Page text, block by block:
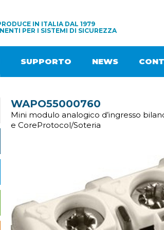
IN ITALIA DAL 1979
PER I SISTEMI DI SICUREZZA
SUPPORTO NEWS
WAPO55000760
Mini modulo analogico d’ingresso
e CoreProtocol/Soteria